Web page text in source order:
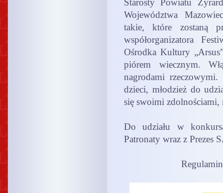
Starosty Powiatu
Województwa
takie, które zostaną
współorganizatora
Ośrodka Kultury
piórem wiecznym.
nagrodami
dzieci, młodzież do
się swoimi
Do udziału w
Patronaty wraz z Prezes